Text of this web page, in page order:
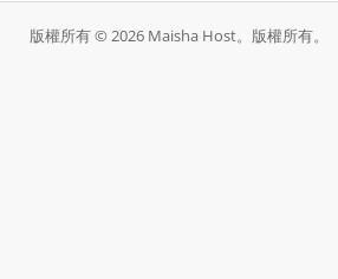
版權所有 © 2026 Maisha Host。版權所有。